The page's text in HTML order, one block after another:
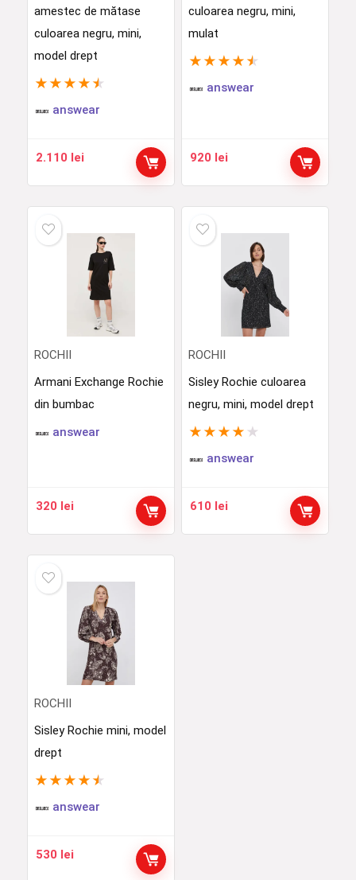
amestec de mătase
culoarea negru, mini,
model drept
★ ★ ★ ★ ★
answear
2.110 lei
culoarea negru, mini,
mulat
★ ★ ★ ★ ★
answear
920 lei
ROCHII
Armani Exchange Rochie
din bumbac
answear
320 lei
ROCHII
Sisley Rochie culoarea
negru, mini, model drept
★ ★ ★ ★ ★
answear
610 lei
ROCHII
Sisley Rochie mini, model
drept
★ ★ ★ ★ ★
answear
530 lei